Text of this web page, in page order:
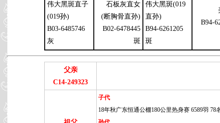
伟大黑斑直子
(019孙)
B03-6485746
灰
石板灰直女
(断胸骨直孙)
B02-6478445
斑
伟大黑斑(019
直孙)
B94-6261205
斑
B94-
父亲
C14-249323
子代
18年秋广东恒通公棚180公里热身赛 6589羽 78